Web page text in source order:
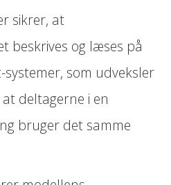
sikrer, at
beskrives og læses på
som udveksler
deltagerne i en
bruger det samme